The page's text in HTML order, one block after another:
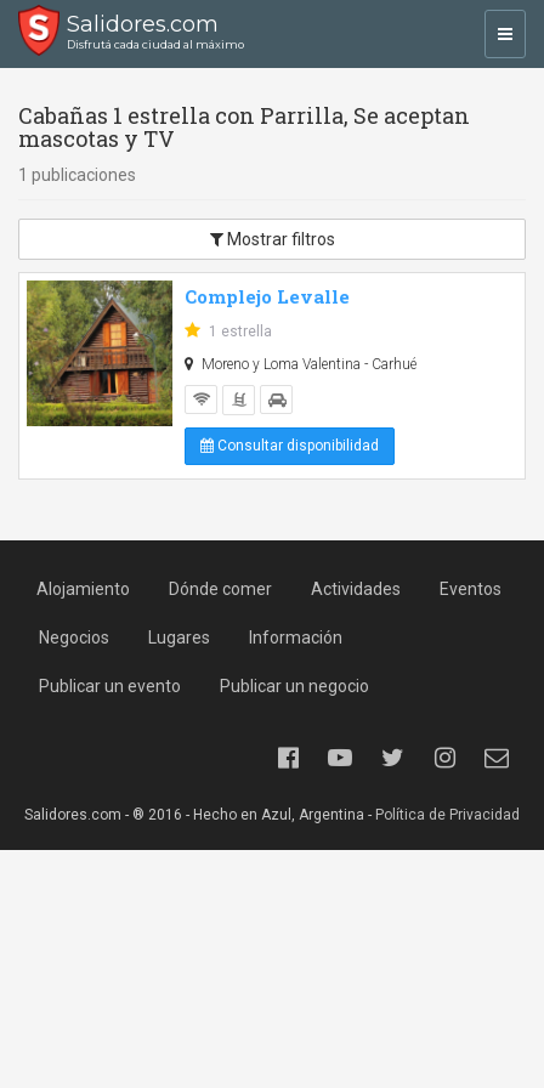
Salidores.com
Disfrutá cada ciudad al máximo
Cabañas 1 estrella con Parrilla, Se aceptan
mascotas y TV
1 publicaciones
Mostrar filtros
Complejo Levalle
1 estrella
Moreno y Loma Valentina - Carhué
Consultar disponibilidad
Alojamiento Dónde comer Actividades Eventos
Negocios Lugares Información
Publicar un evento Publicar un negocio
Salidores.com - ® 2016 - Hecho en Azul, Argentina - Política de Privacidad